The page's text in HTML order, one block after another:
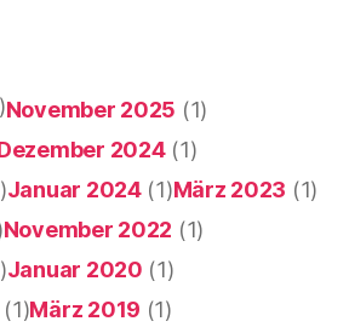
November 2025 (1)
2024(1)
Januar 2024(1)März 2023 (1)
November 2022 (1)
Januar 2020 (1)
(1)März 2019 (1)